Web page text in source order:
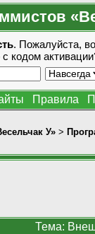
. Пожалуйста,
кодом
Правила
У» >
Тема: